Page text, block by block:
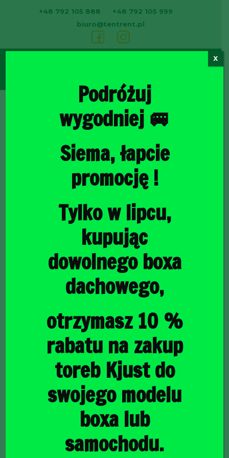
+48 792 105 888
+48 792 105 999
biuro@tentrent.pl
Torby do bagażnika
2020+ TORBY DO BAGAŻNIKA 3 SZT
SMART FORTWO
COUPE EV 2020+
TORBY DO BAGAŻNIKA
3 SZT
Podróżuj
wygodniej 🚐
Siema, łapcie
promocję !
Tylko w lipcu,
kupując
dowolnego boxa
dachowego,
otrzymasz 10 %
rabatu na zakup
toreb Kjust do
swojego modelu
boxa lub
samochodu.
X